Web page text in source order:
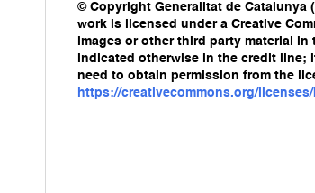
© Copyright Generalitat de Catalunya
work is licensed under a Creative
images or other third party material
indicated otherwise in the credit line;
need to obtain permission from the
https://creativecommons.org/